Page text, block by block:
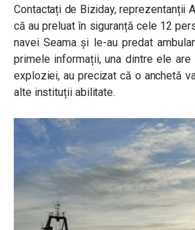
Contactați de Biziday, reprezentanții
că au preluat în siguranță cele 12
navei Seama și le-au predat
primele informații, una dintre ele are
exploziei, au precizat că o anchetă
alte instituții abilitate.